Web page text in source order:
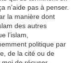
n’aide pas à penser.
la manière dont
des autres
l’islam,
politique par
de la cité ou de